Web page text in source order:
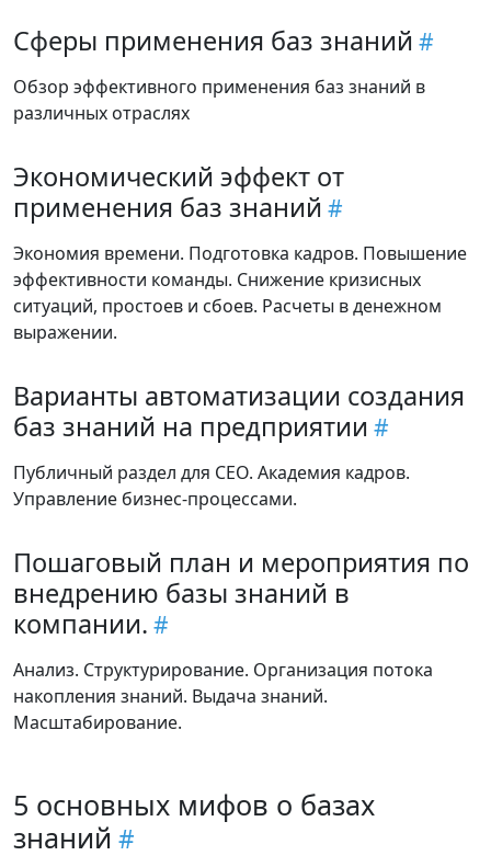
Сферы применения баз знаний
Обзор эффективного применения баз знаний в
различных отраслях
Экономический эффект от
применения баз знаний
Экономия времени. Подготовка кадров. Повышение
эффективности команды. Снижение кризисных
ситуаций, простоев и сбоев. Расчеты в денежном
выражении.
Варианты автоматизации создания
баз знаний на предприятии
Публичный раздел для СЕО. Академия кадров.
Управление бизнес-процессами.
Пошаговый план и мероприятия по
внедрению базы знаний в
компании.
Анализ. Структурирование. Организация потока
накопления знаний. Выдача знаний.
Масштабирование.
5 основных мифов о базах
знаний